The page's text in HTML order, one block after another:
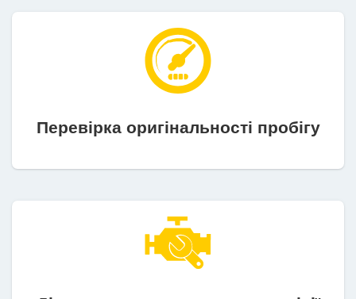
Перевірка оригінальності пробігу